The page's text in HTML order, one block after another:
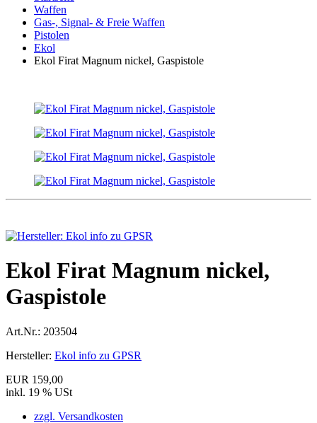
Waffen
Gas-, Signal- & Freie Waffen
Pistolen
Ekol
Ekol Firat Magnum nickel, Gaspistole
Ekol Firat Magnum nickel,
Gaspistole
Art.Nr.: 203504
Hersteller: Ekol info zu GPSR
EUR 159,00
inkl. 19 % USt
zzgl. Versandkosten